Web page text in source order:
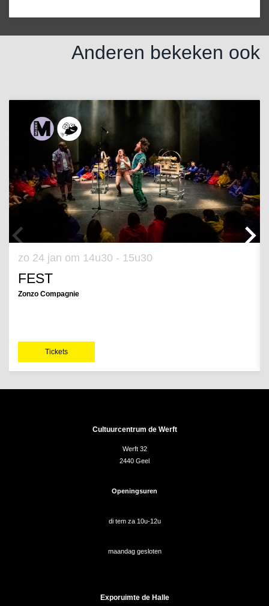
Anderen bekeken ook
FEST
Zonzo Compagnie
zo 24 jan om 14u30 - 15u30
Tickets
Cultuurcentrum de Werft
Werft 32
2440 Geel
Openingsuren
di tem za 10u-12u
maandag gesloten
Exporuimte de Halle